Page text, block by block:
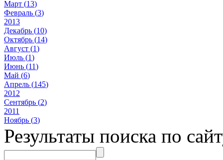
Март (13)
Февраль (3)
2013
Декабрь (10)
Октябрь (14)
Август (1)
Июль (1)
Июнь (11)
Май (6)
Апрель (145)
2012
Сентябрь (2)
2011
Ноябрь (3)
Результаты поиска по